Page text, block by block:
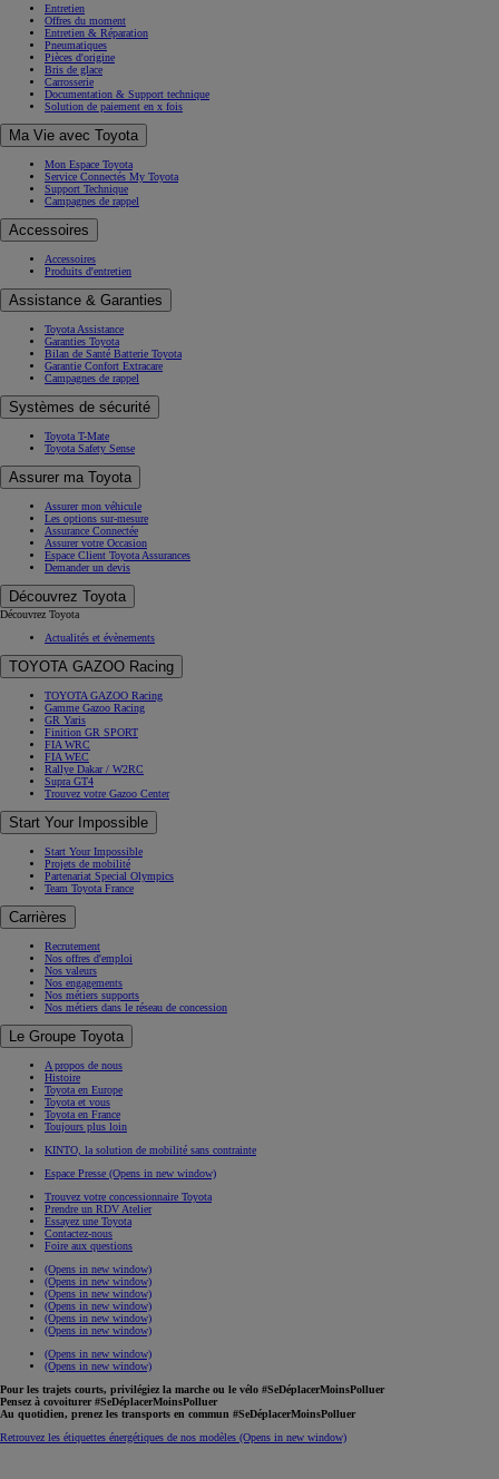
Entretien
Offres du moment
Entretien & Réparation
Pneumatiques
Pièces d'origine
Bris de glace
Carrosserie
Documentation & Support technique
Solution de paiement en x fois
Ma Vie avec Toyota
Mon Espace Toyota
Service Connectés My Toyota
Support Technique
Campagnes de rappel
Accessoires
Accessoires
Produits d'entretien
Assistance & Garanties
Toyota Assistance
Garanties Toyota
Bilan de Santé Batterie Toyota
Garantie Confort Extracare
Campagnes de rappel
Systèmes de sécurité
Toyota T-Mate
Toyota Safety Sense
Assurer ma Toyota
Assurer mon véhicule
Les options sur-mesure
Assurance Connectée
Assurer votre Occasion
Espace Client Toyota Assurances
Demander un devis
Découvrez Toyota
Découvrez Toyota
Actualités et évènements
TOYOTA GAZOO Racing
TOYOTA GAZOO Racing
Gamme Gazoo Racing
GR Yaris
Finition GR SPORT
FIA WRC
FIA WEC
Rallye Dakar / W2RC
Supra GT4
Trouvez votre Gazoo Center
Start Your Impossible
Start Your Impossible
Projets de mobilité
Partenariat Special Olympics
Team Toyota France
Carrières
Recrutement
Nos offres d'emploi
Nos valeurs
Nos engagements
Nos métiers supports
Nos métiers dans le réseau de concession
Le Groupe Toyota
A propos de nous
Histoire
Toyota en Europe
Toyota et vous
Toyota en France
Toujours plus loin
KINTO, la solution de mobilité sans contrainte
Espace Presse (Opens in new window)
Trouvez votre concessionnaire Toyota
Prendre un RDV Atelier
Essayez une Toyota
Contactez-nous
Foire aux questions
(Opens in new window)
(Opens in new window)
(Opens in new window)
(Opens in new window)
(Opens in new window)
(Opens in new window)
(Opens in new window)
(Opens in new window)
Pour les trajets courts, privilégiez la marche ou le vélo #SeDéplacerMoinsPolluer
Pensez à covoiturer #SeDéplacerMoinsPolluer
Au quotidien, prenez les transports en commun #SeDéplacerMoinsPolluer
Retrouvez les étiquettes énergétiques de nos modèles (Opens in new window)